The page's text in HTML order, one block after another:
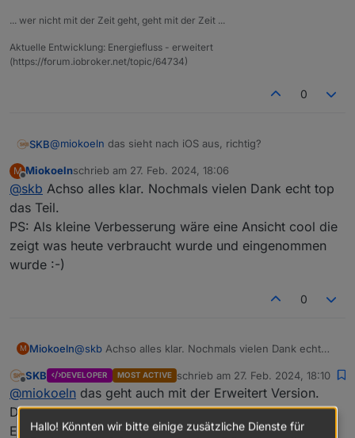
... wer nicht mit der Zeit geht, geht mit der Zeit ...
Aktuelle Entwicklung: Energiefluss - erweitert
(https://forum.iobroker.net/topic/64734)
0
SKB@miokoeln das sieht nach iOS aus, richtig?
Da fehlt leider die Unterstützung für vernünftiges HTML -
daher wird wohl auch die automatische Animation
Probleme machen.
Ändern kannst du dies nicht. Außer bei der erweitert
Version, wo du Elemente frei positionieren kannst.
Ist bei Android bzw. Windows nicht so.
M
Offline
Miokoelnschrieb am 27. Feb. 2024, 18:06
zuletzt editiert von
@skb Achso alles klar. Nochmals vielen Dank echt top
das Teil.
PS: Als kleine Verbesserung wäre eine Ansicht cool die
zeigt was heute verbraucht wurde und eingenommen
wurde :-)
0
M Miokoeln@skb Achso alles klar. Nochmals vielen Dank echt
PS: Als kleine Verbesserung wäre eine Ansicht cool
die zeigt was heute verbraucht wurde und
eingenommen wurde :-)
Offline
SKB DEVELOPER MOST ACTIVE schrieb am 27. Feb. 2024, 18:10
zuletzt editiert von
@miokoeln das geht auch mit der Erweitert Version.
Dieser Adapter ist quasi fertig und am Maximum der
Entwicklung angekommen 😉
Hallo! Könnten wir bitte einige zusätzliche Dienste für